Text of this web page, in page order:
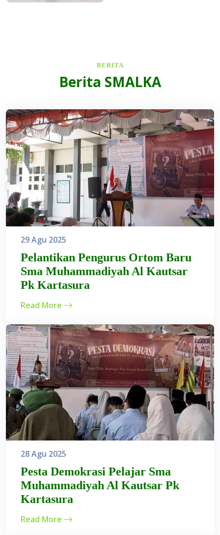
BERITA
Berita SMALKA
29 Agu 2025
Pelantikan Pengurus Ortom Baru
Sma Muhammadiyah Al Kautsar
Pk Kartasura
Read More
28 Agu 2025
Pesta Demokrasi Pelajar Sma
Muhammadiyah Al Kautsar Pk
Kartasura
Read More